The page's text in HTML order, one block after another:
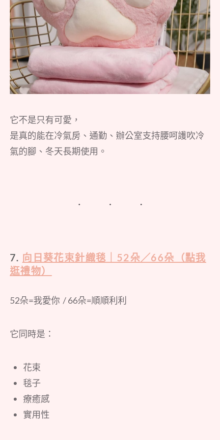
它不是只有可愛，
是真的能在冷氣房、通勤、辦公室支持腰呵護吹冷
氣的腳、冬天長期使用。
7. 向日葵花束針織毯｜52朵／66朵（點我
逛禮物）
52朵=我愛你 / 66朵=順順利利
它同時是：
花束
毯子
療癒感
實用性